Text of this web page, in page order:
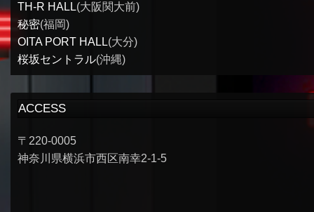
TH-R HALL(大阪関大前)
秘密(福岡)
OITA PORT HALL(大分)
桜坂セントラル(沖縄)
ACCESS
〒220-0005
神奈川県横浜市西区南幸2-1-5